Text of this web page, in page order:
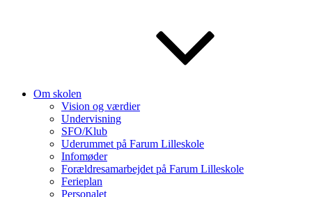
Om skolen
Vision og værdier
Undervisning
SFO/Klub
Uderummet på Farum Lilleskole
Infomøder
Forældresamarbejdet på Farum Lilleskole
Ferieplan
Personalet